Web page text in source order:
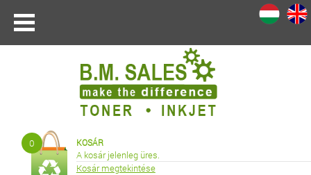
0 KOSÁR
A kosár jelenleg üres.
Kosár megtekintése